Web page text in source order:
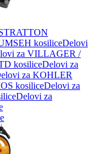
kosiliceDelovi
za VILLAGER /
kosiliceDelovi za
za KOHLER
kosiliceDelovi za
Delovi za